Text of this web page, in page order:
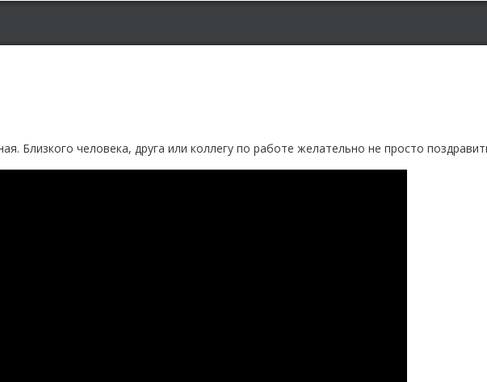
Близкого человека, друга или коллегу по работе желательно не просто